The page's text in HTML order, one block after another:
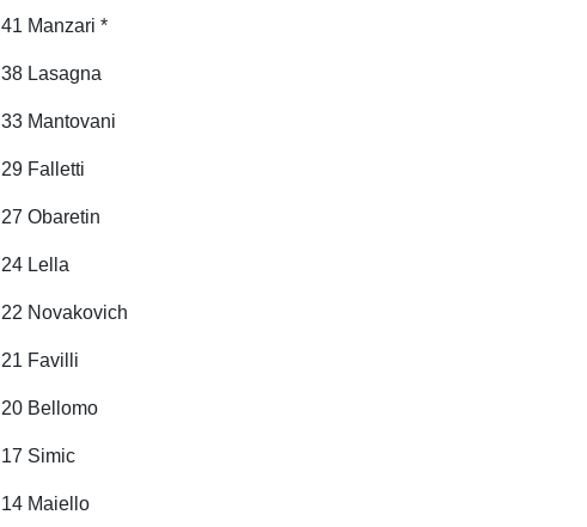
41 Manzari *
38 Lasagna
33 Mantovani
29 Falletti
27 Obaretin
24 Lella
22 Novakovich
21 Favilli
20 Bellomo
17 Simic
14 Maiello